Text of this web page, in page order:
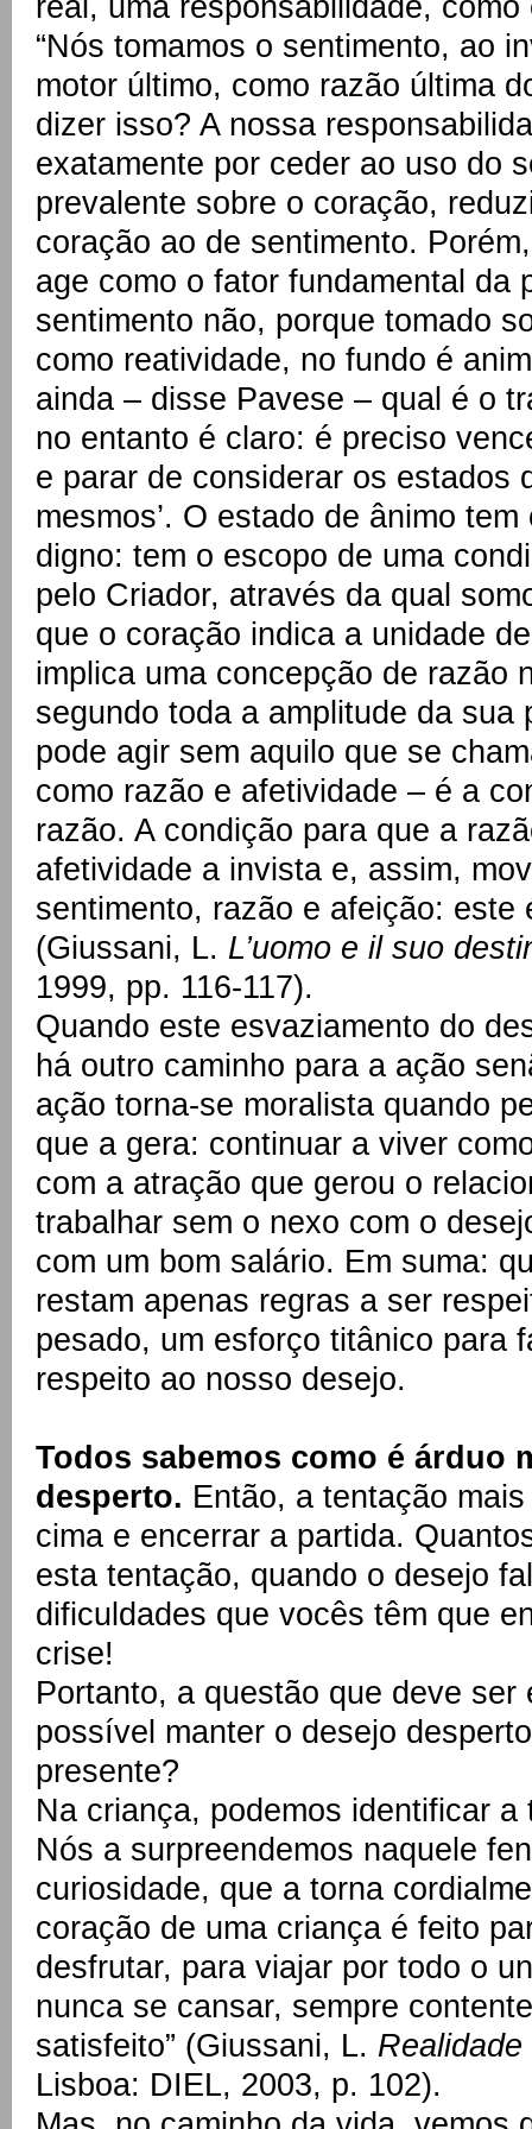
“Nós tomamos o sentimento, ao
motor último, como razão última
dizer isso? A nossa
exatamente por ceder ao uso do
prevalente sobre o coração,
coração ao de sentimento.
age como o fator fundamental da
sentimento não, porque tomado
como reatividade, no fundo é
ainda – disse Pavese – qual é o
no entanto é claro: é preciso
e parar de considerar os estados
mesmos’. O estado de ânimo
digno: tem o escopo de uma
pelo Criador, através da qual
que o coração indica a unidade
implica uma concepção de razão
segundo toda a amplitude da sua
pode agir sem aquilo que se
como razão e afetividade – é a
razão. A condição para que a
afetividade a invista e, assim,
sentimento, razão e afeição: este
(Giussani, L. L’uomo e il suo
1999, pp. 116-117).
Quando este esvaziamento do
há outro caminho para a ação
ação torna-se moralista quando
que a gera: continuar a viver
com a atração que gerou o
trabalhar sem o nexo com o
com um bom salário. Em suma:
restam apenas regras a ser
pesado, um esforço titânico para
respeito ao nosso desejo.
Todos sabemos como é árduo
desperto. Então, a tentação
cima e encerrar a partida.
esta tentação, quando o desejo
dificuldades que vocês têm que
crise!
Portanto, a questão que deve
possível manter o desejo
presente?
Na criança, podemos identificar
Nós a surpreendemos naquele
curiosidade, que a torna
coração de uma criança é feito
desfrutar, para viajar por todo o
nunca se cansar, sempre
satisfeito” (Giussani, L.
Lisboa: DIEL, 2003, p. 102).